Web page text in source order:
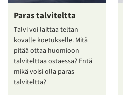
Paras talviteltta
Talvi voi laittaa teltan
kovalle koetukselle. Mitä
pitää ottaa huomioon
talvitelttaa ostaessa? Entä
mikä voisi olla paras
talviteltta?